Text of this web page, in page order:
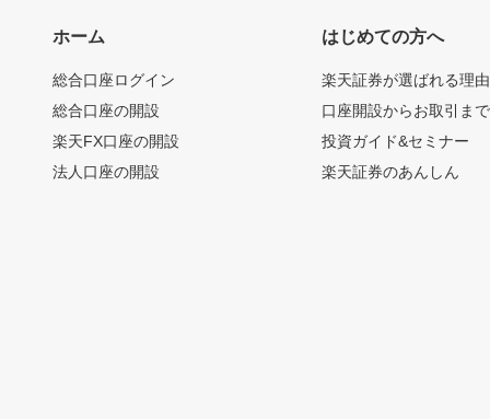
ホーム
総合口座ログイン
総合口座の開設
楽天FX口座の開設
法人口座の開設
はじめての方へ
楽天証券が選ばれる理由
口座開設からお取引ま
投資ガイド&セミナー
楽天証券のあんしん